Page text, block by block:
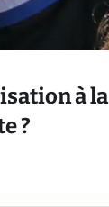
à la
?